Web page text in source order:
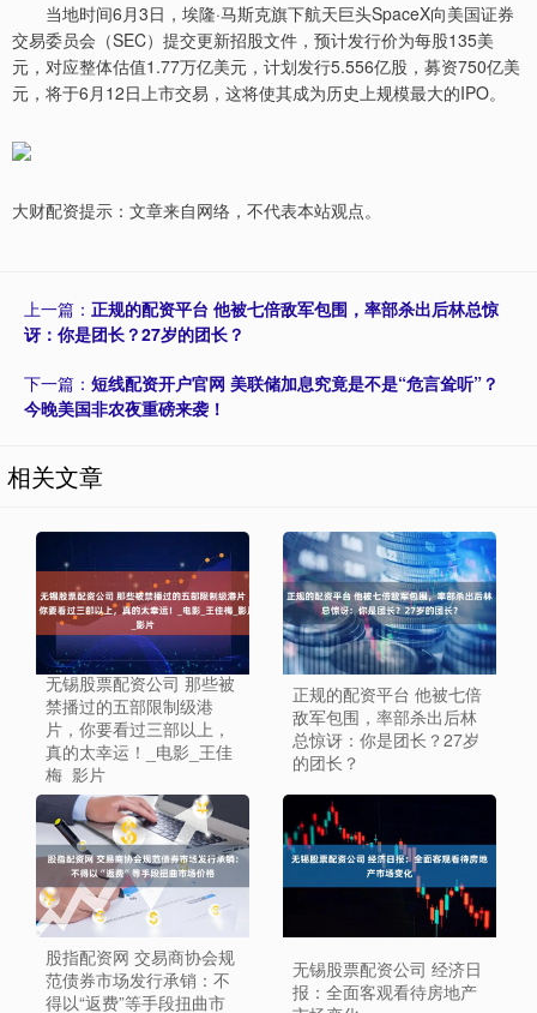
当地时间6月3日，埃隆·马斯克旗下航天巨头SpaceX向美国证券
交易委员会（SEC）提交更新招股文件，预计发行价为每股135美
元，对应整体估值1.77万亿美元，计划发行5.556亿股，募资750亿美
元，将于6月12日上市交易，这将使其成为历史上规模最大的IPO。
大财配资提示：文章来自网络，不代表本站观点。
上一篇： 正规的配资平台 他被七倍敌军包围，率部杀出后林总惊
讶：你是团长？27岁的团长？
下一篇： 短线配资开户官网 美联储加息究竟是不是“危言耸听”？
今晚美国非农夜重磅来袭！
相关文章
无锡股票配资公司 那些被
禁播过的五部限制级港
片，你要看过三部以上，
真的太幸运！_电影_王佳
梅_影片
正规的配资平台 他被七倍
敌军包围，率部杀出后林
总惊讶：你是团长？27岁
的团长？
股指配资网 交易商协会规
范债券市场发行承销：不
得以“返费”等手段扭曲市
无锡股票配资公司 经济日
报：全面客观看待房地产